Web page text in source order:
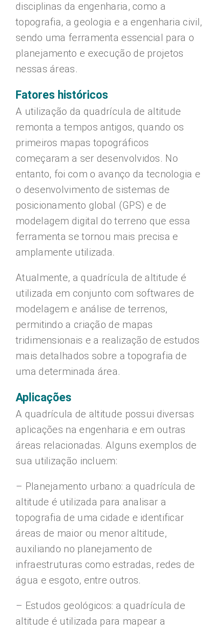
disciplinas da engenharia, como a
topografia, a geologia e a engenharia civil,
sendo uma ferramenta essencial para o
planejamento e execução de projetos
nessas áreas.
Fatores históricos
A utilização da quadrícula de altitude
remonta a tempos antigos, quando os
primeiros mapas topográficos
começaram a ser desenvolvidos. No
entanto, foi com o avanço da tecnologia e
o desenvolvimento de sistemas de
posicionamento global (GPS) e de
modelagem digital do terreno que essa
ferramenta se tornou mais precisa e
amplamente utilizada.
Atualmente, a quadrícula de altitude é
utilizada em conjunto com softwares de
modelagem e análise de terrenos,
permitindo a criação de mapas
tridimensionais e a realização de estudos
mais detalhados sobre a topografia de
uma determinada área.
Aplicações
A quadrícula de altitude possui diversas
aplicações na engenharia e em outras
áreas relacionadas. Alguns exemplos de
sua utilização incluem:
– Planejamento urbano: a quadrícula de
altitude é utilizada para analisar a
topografia de uma cidade e identificar
áreas de maior ou menor altitude,
auxiliando no planejamento de
infraestruturas como estradas, redes de
água e esgoto, entre outros.
– Estudos geológicos: a quadrícula de
altitude é utilizada para mapear a